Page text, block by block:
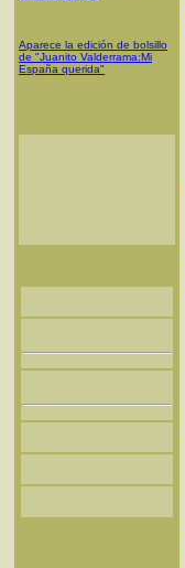
Aparece la edición de bolsillo
de "Juanito Valderrama:Mi
España querida"